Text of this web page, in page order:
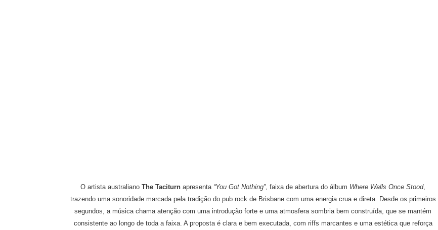
O artista australiano The Taciturn apresenta “You Got Nothing”, faixa de abertura do álbum Where Walls Once Stood,
trazendo uma sonoridade marcada pela tradição do pub rock de Brisbane com uma energia crua e direta. Desde os primeiros
segundos, a música chama atenção com uma introdução forte e uma atmosfera sombria bem construída, que se mantém
consistente ao longo de toda a faixa. A proposta é clara e bem executada, com riffs marcantes e uma estética que reforça